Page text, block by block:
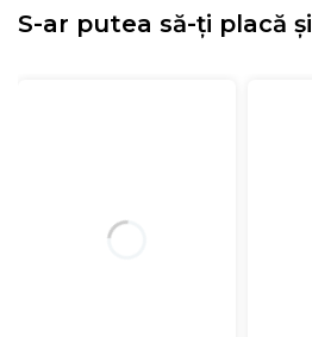
S-ar putea să-ți placă și